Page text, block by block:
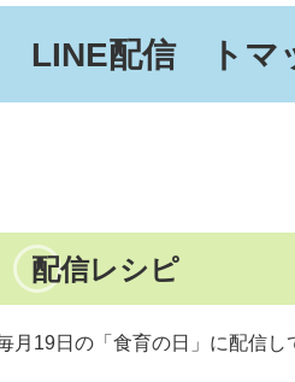
LINE配信 トマ
配信レシピ
月19日の「食育の日」に配信し